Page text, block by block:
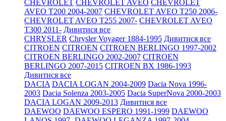
CHEVROLET CHEVROLET AVEO CHEVROLET
AVEO Т200 2004-2007 CHEVROLET AVEO Т250 2006-
CHEVROLET AVEO Т255 2007- CHEVROLET AVEO
Т300 2011- Дивитися все
CHRYSLER Chrysler Voyager 1884-1995 Дивитися все
CITROEN CITROEN CITROEN BERLINGO 1997-2002
CITROEN BERLINGO 2002-2007 CITROEN
BERLINGO 2007-2015 CITROEN BX 1986-1993
Дивитися все
DACIA DACIA LOGAN 2004-2009 Dacia Nova 1996-
2003 Dacia Solenza 2003-2005 Dacia SuperNova 2000-2003
DACIA LOGAN 2009-2013 Дивитися все
DAEWOO DAEWOO ESPERO 1991-1999 DAEWOO